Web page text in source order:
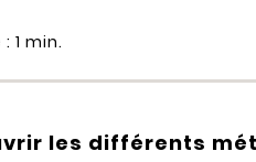
1 min.
les différents